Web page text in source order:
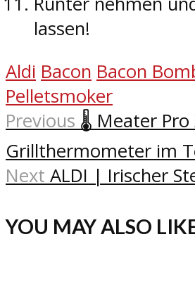
lassen!
Aldi Bacon Bacon
Pelletsmoker
Previous 🌡️ Meater Pro
Grillthermometer im
Next ALDI | Irischer
YOU MAY ALSO